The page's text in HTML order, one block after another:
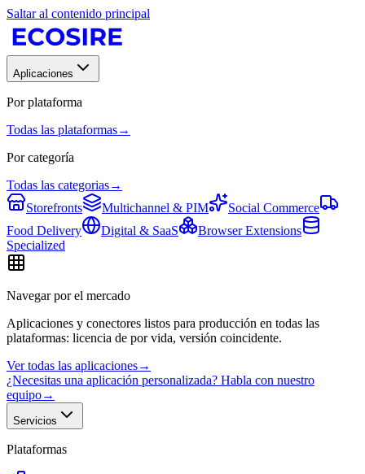
Saltar al contenido principal
Aplicaciones
Por plataforma
Todas las plataformas→
Por categoría
Todas las categorias→
Storefronts
Multichannel & PIM
Social Commerce
Food Delivery
Digital & SaaS
Browser Extensions
Specialized
Navegar por el mercado
Aplicaciones y conectores listos para producción en todas las
plataformas: licencia de por vida, versión coincidente.
Ver todas las aplicaciones→
¿Necesitas una aplicación personalizada? Habla con nuestro
equipo→
Servicios
Plataformas